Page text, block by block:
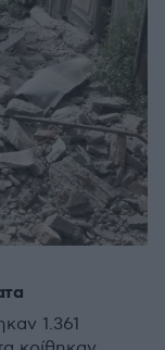
1.361